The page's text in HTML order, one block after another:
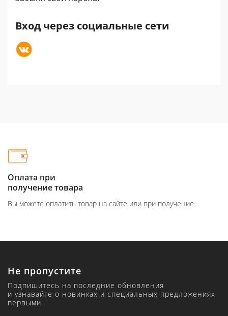
Вход через социальные сети
Оплата при
получение товара
Вы можете оплатить товар на сайте или при получение
Не пропустите
Подпишитесь на последние обновления
и узнавайте о новинках и специальных предложениях
первыми.